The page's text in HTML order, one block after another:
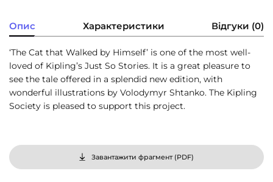
Опис Характеристики Відгуки (0)
‘The Cat that Walked by Himself’ is one of the most well-
loved of Kipling’s Just So Stories. It is a great pleasure to
see the tale offered in a splendid new edition, with
wonderful illustrations by Volodymyr Shtanko. The Kipling
Society is pleased to support this project.
Завантажити фрагмент (PDF)